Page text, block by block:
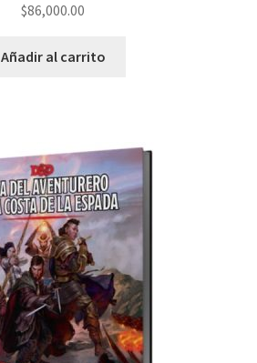
$86,000.00
Añadir al carrito